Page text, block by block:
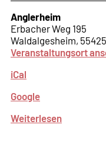
Anglerheim
Erbacher Weg 195
Waldalgesheim, 55425
Veranstaltungsort
iCal
Google
Weiterlesen